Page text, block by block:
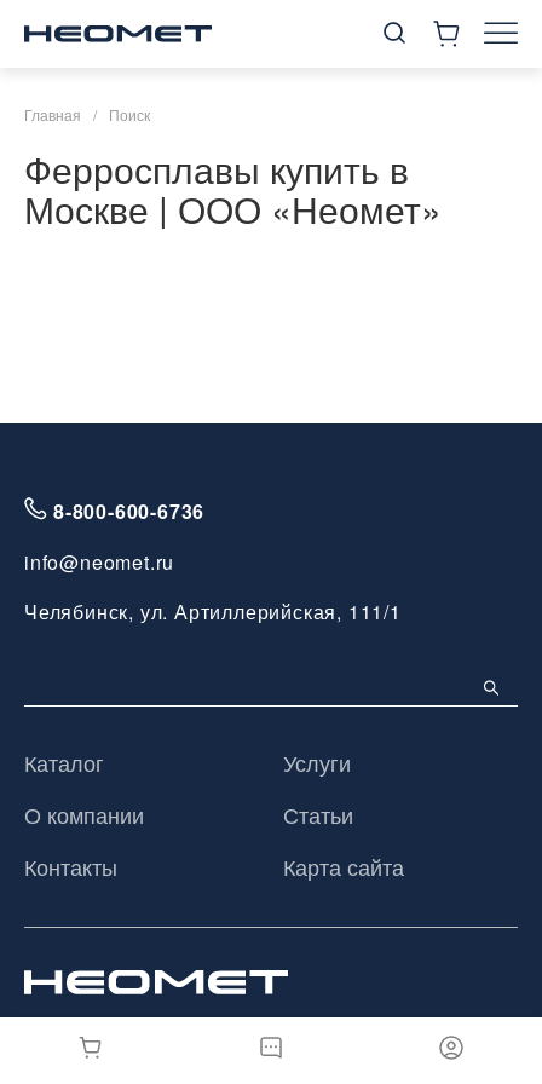
Главная / Поиск
Ферросплавы купить в
Москве | ООО «Неомет»
8-800-600-6736
info@neomet.ru
Челябинск, ул. Артиллерийская, 111/1
Каталог
Услуги
О компании
Статьи
Контакты
Карта сайта
© 2026 ООО «Неомет», Все права защищены